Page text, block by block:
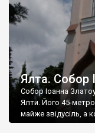
Ялта. Собор
Собор Іоанна
Ялти. Його 45-
майже звідусіль, а